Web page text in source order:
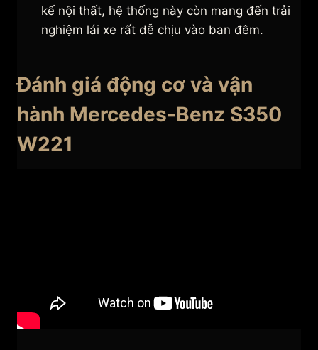
kế nội thất, hệ thống này còn mang đến trải
nghiệm lái xe rất dễ chịu vào ban đêm.
Đánh giá động cơ và vận
hành Mercedes-Benz S350
W221